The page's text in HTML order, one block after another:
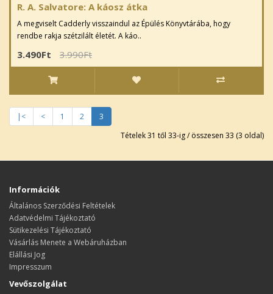
R. A. Salvatore: A káosz átka
A megviselt Cadderly visszaindul az Épülés Könyvtárába, hogy
rendbe rakja szétzilált életét. A káo..
3.490Ft 3.990Ft
|< < 1 2
3
Tételek 31 től 33-ig / összesen 33 (3 oldal)
Információk
Általános Szerződési Feltételek
Adatvédelmi Tájékoztató
Sütikezelési Tájékoztató
Vásárlás Menete a Webáruházban
Elállási Jog
Impresszum
Vevőszolgálat